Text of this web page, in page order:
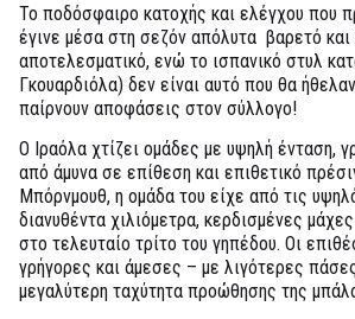
Το ποδόσφαιρο κατοχής και ελέγχου που
έγινε μέσα στη σεζόν απόλυτα βαρετό και
αποτελεσματικό, ενώ το ισπανικό στυλ
Γκουαρδιόλα) δεν είναι αυτό που θα
παίρνουν αποφάσεις στον σύλλογο!
Ο Ιραόλα χτίζει ομάδες με υψηλή ένταση,
από άμυνα σε επίθεση και επιθετικό
Μπόρνμουθ, η ομάδα του είχε από τις
διανυθέντα χιλιόμετρα, κερδισμένες
στο τελευταίο τρίτο του γηπέδου. Οι
γρήγορες και άμεσες – με λιγότερες
μεγαλύτερη ταχύτητα προώθησης της